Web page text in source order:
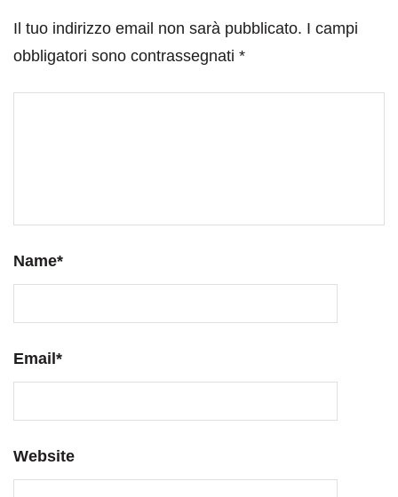
Il tuo indirizzo email non sarà pubblicato. I campi
obbligatori sono contrassegnati *
Name*
Email *
Website